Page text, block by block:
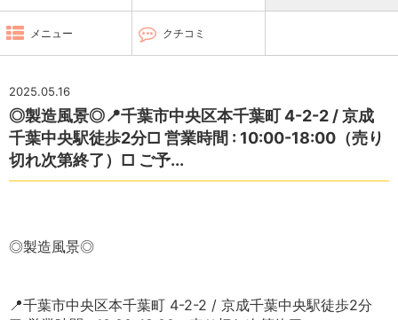
メニュー クチコミ
2025.05.16
⁡◎製造風景◎⁡⁡📍千葉市中央区本千葉町 4-2-2 / 京成
千葉中央駅徒歩2分□ 営業時間 : 10:00-18:00（売り
切れ次第終了）□ ご予...
◎製造風景◎
📍千葉市中央区本千葉町 4-2-2 / 京成千葉中央駅徒歩2分